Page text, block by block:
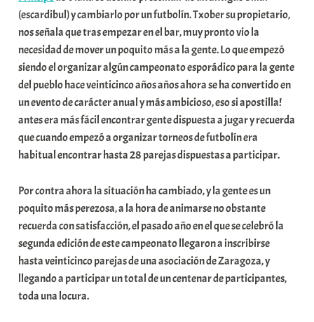
t
e
a
(escardibul) y cambiarlo por un futbolín. Txober su propietario,
nos señala que tras empezar en el bar, muy pronto vio la
necesidad de mover un poquito más a la gente. Lo que empezó
siendo el organizar algún campeonato esporádico para la gente
del pueblo hace veinticinco años años ahora se ha convertido en
un evento de carácter anual y más ambicioso, eso si apostilla!
antes era más fácil encontrar gente dispuesta a jugar y recuerda
que cuando empezó a organizar torneos de futbolín era
habitual encontrar hasta 28 parejas dispuestas a participar.
Por contra ahora la situación ha cambiado, y la gente es un
poquito más perezosa, a la hora de animarse no obstante
recuerda con satisfacción, el pasado año en el que se celebró la
segunda edición de este campeonato llegaron a inscribirse
hasta veinticinco parejas de una asociación de Zaragoza, y
llegando a participar un total de un centenar de participantes,
toda una locura.